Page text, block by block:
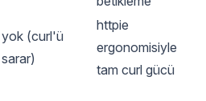
yok (curl'ü
sarar)
httpie
ergonomisiyle
tam curl gücü